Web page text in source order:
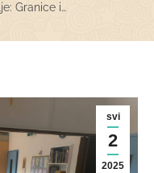
Granice i…
svi
2
2025